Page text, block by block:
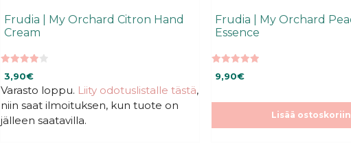
Frudia | My Orchard Citron Hand
Cream
5:stä
3,90€
Varasto loppu. Liity odotuslistalle tästä,
niin saat ilmoituksen, kun tuote on
jälleen saatavilla.
Frudia | My Orchard
Essence
5:stä
9,90€
Lisää ostoskoriin